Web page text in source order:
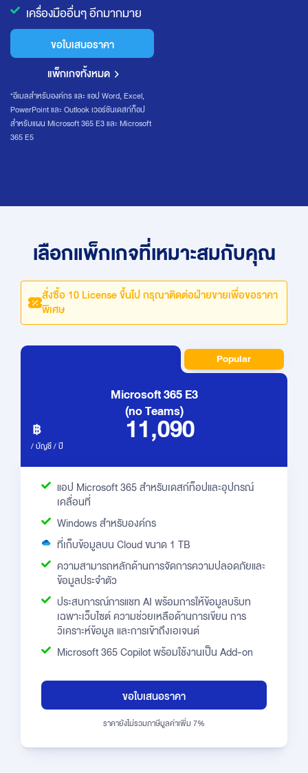
เครื่องมืออื่นๆ อีกมากมาย
ขอใบเสนอราคา
แพ็กเกจทั้งหมด
*อีเมลสำหรับองค์กร และ แอป Word, Excel,
PowerPoint และ Outlook เวอร์ชันเดสก์ท็อป
สำหรับแผน Microsoft 365 E3 และ Microsoft
365 E5
เลือกแพ็กเกจที่เหมาะสมกับคุณ
สั่งซื้อ 10 License ขึ้นไป กรุณาติดต่อฝ่ายขายเพื่อขอราคา
พิเศษ
Popular
Microsoft 365 E3
(no Teams)
11,090
/ บัญชี / ปี
แอป Microsoft 365 สำหรับเดสก์ท็อปและอุปกรณ์
เคลื่อนที่
Windows สำหรับองค์กร
ที่เก็บข้อมูลบน Cloud ขนาด 1 TB
ความสามารถหลักด้านการจัดการความปลอดภัยและ
ข้อมูลประจำตัว
ประสบการณ์การแชท AI พร้อมการให้ข้อมูลบริบท
เฉพาะเว็บไซต์ ความช่วยเหลือด้านการเขียน การ
วิเคราะห์ข้อมูล และการเข้าถึงเอเจนต์
Microsoft 365 Copilot พร้อมใช้งานเป็น Add-on
ขอใบเสนอราคา
ราคายังไม่รวมภาษีมูลค่าเพิ่ม 7%